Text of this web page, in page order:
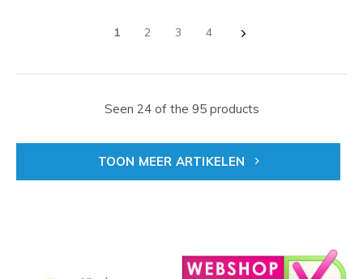
1 2 3 4
Seen 24 of the 95 products
TOON MEER ARTIKELEN